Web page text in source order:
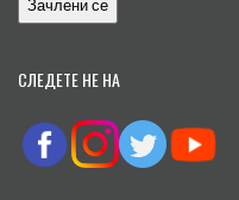
СЛЕДЕТЕ НЕ НА